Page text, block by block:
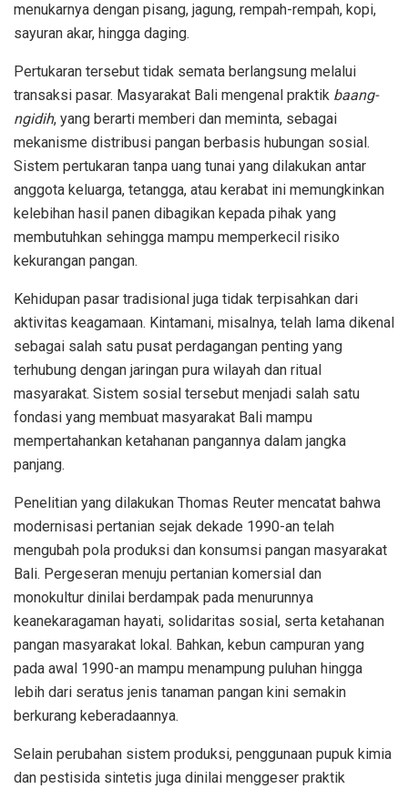
menukarnya dengan pisang, jagung, rempah-rempah, kopi,
sayuran akar, hingga daging.
Pertukaran tersebut tidak semata berlangsung melalui
transaksi pasar. Masyarakat Bali mengenal praktik baang-
ngidih, yang berarti memberi dan meminta, sebagai
mekanisme distribusi pangan berbasis hubungan sosial.
Sistem pertukaran tanpa uang tunai yang dilakukan antar
anggota keluarga, tetangga, atau kerabat ini memungkinkan
kelebihan hasil panen dibagikan kepada pihak yang
membutuhkan sehingga mampu memperkecil risiko
kekurangan pangan.
Kehidupan pasar tradisional juga tidak terpisahkan dari
aktivitas keagamaan. Kintamani, misalnya, telah lama dikenal
sebagai salah satu pusat perdagangan penting yang
terhubung dengan jaringan pura wilayah dan ritual
masyarakat. Sistem sosial tersebut menjadi salah satu
fondasi yang membuat masyarakat Bali mampu
mempertahankan ketahanan pangannya dalam jangka
panjang.
Penelitian yang dilakukan Thomas Reuter mencatat bahwa
modernisasi pertanian sejak dekade 1990-an telah
mengubah pola produksi dan konsumsi pangan masyarakat
Bali. Pergeseran menuju pertanian komersial dan
monokultur dinilai berdampak pada menurunnya
keanekaragaman hayati, solidaritas sosial, serta ketahanan
pangan masyarakat lokal. Bahkan, kebun campuran yang
pada awal 1990-an mampu menampung puluhan hingga
lebih dari seratus jenis tanaman pangan kini semakin
berkurang keberadaannya.
Selain perubahan sistem produksi, penggunaan pupuk kimia
dan pestisida sintetis juga dinilai menggeser praktik